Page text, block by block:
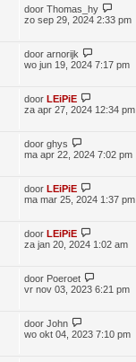
door Thomas_hy
zo sep 29, 2024 2:33 pm
door arnorijk
wo jun 19, 2024 7:17 pm
door LEiPiE
za apr 27, 2024 12:34 pm
door ghys
ma apr 22, 2024 7:02 pm
door LEiPiE
ma mar 25, 2024 1:37 pm
door LEiPiE
za jan 20, 2024 1:02 am
door Poeroet
vr nov 03, 2023 6:21 pm
door John
wo okt 04, 2023 7:10 pm